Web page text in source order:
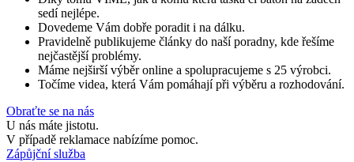
sedí nejlépe.
Dovedeme Vám dobře poradit i na dálku.
Pravidelně publikujeme články do naší poradny, kde řešíme
nejčastější problémy.
Máme nejširší výběr online a spolupracujeme s 25 výrobci.
Točíme videa, která Vám pomáhají při výběru a rozhodování.
Obraťte se na nás
U nás máte jistotu.
V případě reklamace nabízíme pomoc.
Zápůjční služba